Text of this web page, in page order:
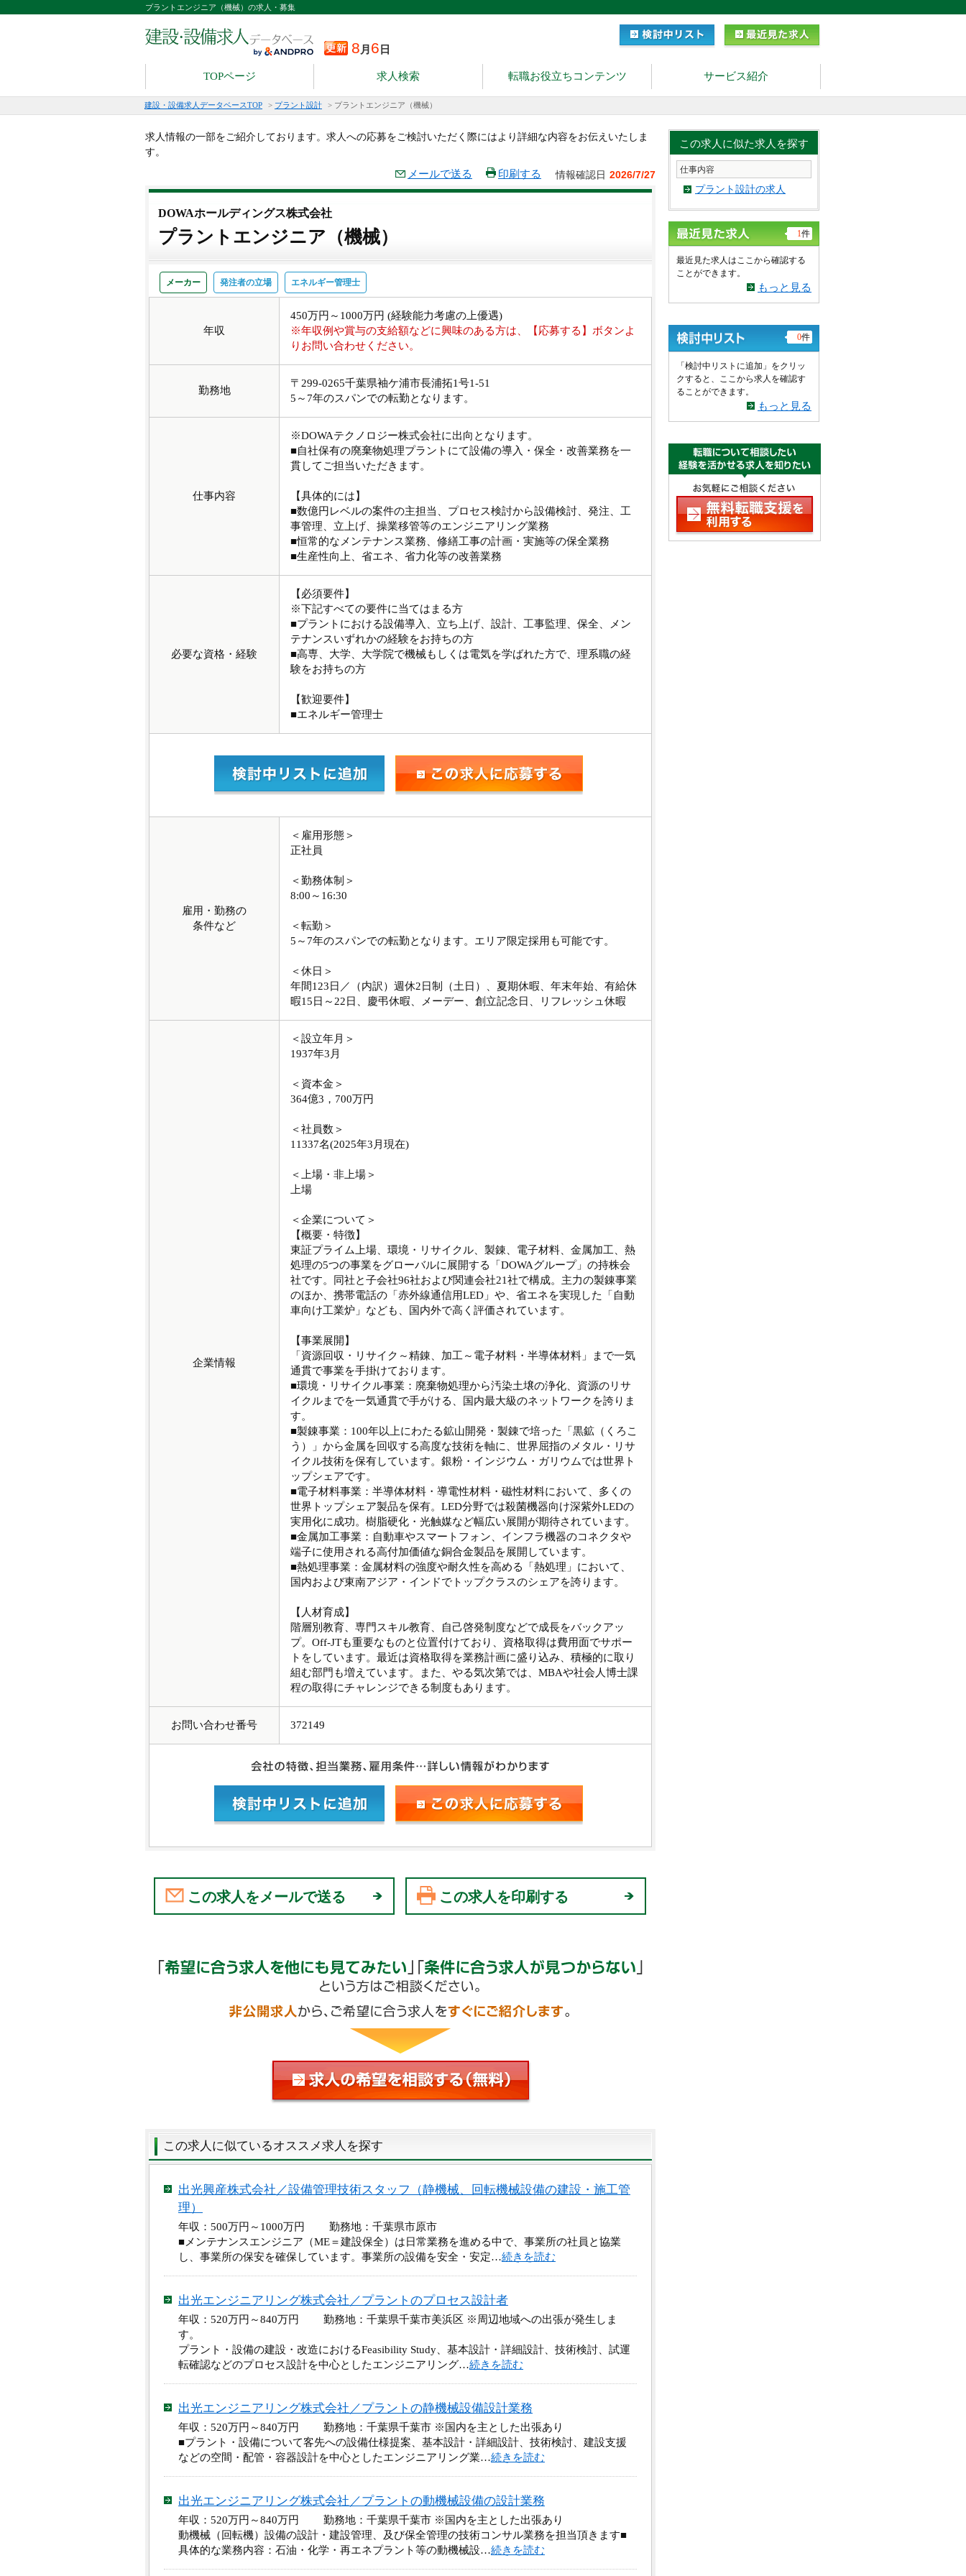
プラントエンジニア（機械）の求人・募集
8 月 6 日
TOPページ 求人検索 転職お役立ちコンテンツ サービス紹介
建設・設備求人データベースTOP > プラント設計 > プラントエンジニア（機械）
求人情報の一部をご紹介しております。求人への応募をご検討いただく際にはより詳細な内容をお伝えいたしま
す。
情報確認日 2026/7/27
メールで送る 印刷する
DOWAホールディングス株式会社
プラントエンジニア（機械）
メーカー 発注者の立場 エネルギー管理士
年収
450万円～1000万円 (経験能力考慮の上優遇)
※年収例や賞与の支給額などに興味のある方は、【応募する】ボタンよ
りお問い合わせください。
勤務地
〒299-0265千葉県袖ケ浦市長浦拓1号1-51
5～7年のスパンでの転勤となります。
仕事内容
※DOWAテクノロジー株式会社に出向となります。
■自社保有の廃棄物処理プラントにて設備の導入・保全・改善業務を一
貫してご担当いただきます。
【具体的には】
■数億円レベルの案件の主担当、プロセス検討から設備検討、発注、工
事管理、立上げ、操業移管等のエンジニアリング業務
■恒常的なメンテナンス業務、修繕工事の計画・実施等の保全業務
■生産性向上、省エネ、省力化等の改善業務
必要な資格・経験
【必須要件】
※下記すべての要件に当てはまる方
■プラントにおける設備導入、立ち上げ、設計、工事監理、保全、メン
テナンスいずれかの経験をお持ちの方
■高専、大学、大学院で機械もしくは電気を学ばれた方で、理系職の経
験をお持ちの方
【歓迎要件】
■エネルギー管理士
雇用・勤務の
条件など
＜雇用形態＞
正社員
＜勤務体制＞
8:00～16:30
＜転勤＞
5～7年のスパンでの転勤となります。エリア限定採用も可能です。
＜休日＞
年間123日／（内訳）週休2日制（土日）、夏期休暇、年末年始、有給休
暇15日～22日、慶弔休暇、メーデー、創立記念日、リフレッシュ休暇
企業情報
＜設立年月＞
1937年3月
＜資本金＞
364億3，700万円
＜社員数＞
11337名(2025年3月現在)
＜上場・非上場＞
上場
＜企業について＞
【概要・特徴】
東証プライム上場、環境・リサイクル、製錬、電子材料、金属加工、熱
処理の5つの事業をグローバルに展開する「DOWAグループ」の持株会
社です。同社と子会社96社および関連会社21社で構成。主力の製錬事業
のほか、携帯電話の「赤外線通信用LED」や、省エネを実現した「自動
車向け工業炉」なども、国内外で高く評価されています。
【事業展開】
「資源回収・リサイク～精錬、加工～電子材料・半導体材料」まで一気
通貫で事業を手掛けております。
■環境・リサイクル事業：廃棄物処理から汚染土壌の浄化、資源のリサ
イクルまでを一気通貫で手がける、国内最大級のネットワークを誇りま
す。
■製錬事業：100年以上にわたる鉱山開発・製錬で培った「黒鉱（くろこ
う）」から金属を回収する高度な技術を軸に、世界屈指のメタル・リサ
イクル技術を保有しています。銀粉・インジウム・ガリウムでは世界ト
ップシェアです。
■電子材料事業：半導体材料・導電性材料・磁性材料において、多くの
世界トップシェア製品を保有。LED分野では殺菌機器向け深紫外LEDの
実用化に成功。樹脂硬化・光触媒など幅広い展開が期待されています。
■金属加工事業：自動車やスマートフォン、インフラ機器のコネクタや
端子に使用される高付加価値な銅合金製品を展開しています。
■熱処理事業：金属材料の強度や耐久性を高める「熱処理」において、
国内および東南アジア・インドでトップクラスのシェアを誇ります。
【人材育成】
階層別教育、専門スキル教育、自己啓発制度などで成長をバックアッ
プ。Off-JTも重要なものと位置付けており、資格取得は費用面でサポー
トをしています。最近は資格取得を業務計画に盛り込み、積極的に取り
組む部門も増えています。また、やる気次第では、MBAや社会人博士課
程の取得にチャレンジできる制度もあります。
お問い合わせ番号 372149
この求人をメールで送る この求人を印刷する
この求人に似ているオススメ求人を探す
出光興産株式会社／設備管理技術スタッフ（静機械、回転機械設備の建設・施工管
理）
年収：500万円～1000万円 勤務地：千葉県市原市
■メンテナンスエンジニア（ME＝建設保全）は日常業務を進める中で、事業所の社員と協業
し、事業所の保安を確保しています。事業所の設備を安全・安定…続きを読む
出光エンジニアリング株式会社／プラントのプロセス設計者
年収：520万円～840万円 勤務地：千葉県千葉市美浜区 ※周辺地域への出張が発生しま
す。
プラント・設備の建設・改造におけるFeasibility Study、基本設計・詳細設計、技術検討、試運
転確認などのプロセス設計を中心としたエンジニアリング…続きを読む
出光エンジニアリング株式会社／プラントの静機械設備設計業務
年収：520万円～840万円 勤務地：千葉県千葉市 ※国内を主とした出張あり
■プラント・設備について客先への設備仕様提案、基本設計・詳細設計、技術検討、建設支援
などの空間・配管・容器設計を中心としたエンジニアリング業…続きを読む
出光エンジニアリング株式会社／プラントの動機械設備の設計業務
年収：520万円～840万円 勤務地：千葉県千葉市 ※国内を主とした出張あり
動機械（回転機）設備の設計・建設管理、及び保全管理の技術コンサル業務を担当頂きます■
具体的な業務内容：石油・化学・再エネプラント等の動機械設…続きを読む
この求人に似た求人を探す
仕事内容
プラント設計の求人
1件
最近見た求人はここから確認する
ことができます。
もっと見る
0件
「検討中リストに追加」をクリッ
クすると、ここから求人を確認す
ることができます。
もっと見る